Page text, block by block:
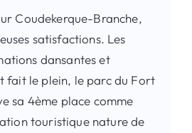
Coudekerque-Branche,
satisfactions. Les
dansantes et
fait le plein, le parc du Fort
sa 4ème place comme
touristique nature de